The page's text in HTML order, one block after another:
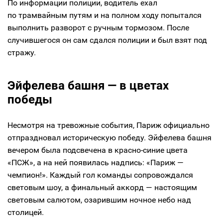
По информации полиции, водитель ехал
по трамвайным путям и на полном ходу попытался
выполнить разворот с ручным тормозом. После
случившегося он сам сдался полиции и был взят под
стражу.
Эйфелева башня — в цветах
победы
Несмотря на тревожные события, Париж официально
отпраздновал историческую победу. Эйфелева башня
вечером была подсвечена в красно-синие цвета
«ПСЖ», а на ней появилась надпись: «Париж —
чемпион!». Каждый гол команды сопровождался
световым шоу, а финальный аккорд — настоящим
световым салютом, озарившим ночное небо над
столицей.